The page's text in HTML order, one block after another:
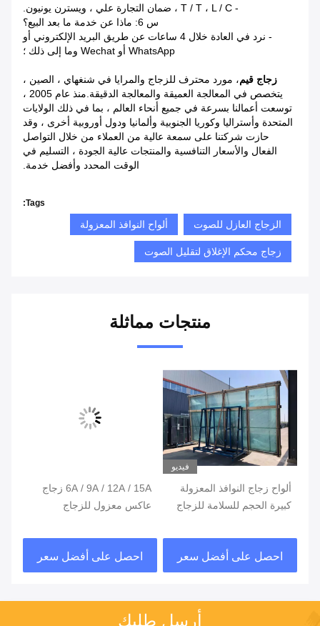
- T / T ، L / C ، ضمان التجارة علي ، ويسترن يونيون.
س 6: ماذا عن خدمة ما بعد البيع؟
- نرد في العادة خلال 4 ساعات عن طريق البريد الإلكتروني أو
WhatsApp أو Wechat وما إلى ذلك ؛
زجاج قيم، مورد محترف للزجاج والمرايا في شنغهاي ، الصين ،
يتخصص في المعالجة العميقة والمعالجة الدقيقة.منذ عام 2005 ،
توسعت أعمالنا بسرعة في جميع أنحاء العالم ، بما في ذلك الولايات
المتحدة وأستراليا وكوريا الجنوبية وألمانيا ودول أوروبية أخرى ، وقد
حازت شركتنا على سمعة عالية من العملاء من خلال التواصل
الفعال والأسعار التنافسية والمنتجات عالية الجودة ، التسليم في
الوقت المحدد وأفضل خدمة.
Tags:
الزجاج العازل للصوت ألواح النوافذ المعزولة
زجاج محكم الإغلاق لتقليل الصوت
منتجات مماثلة
فيديو
ألواح زجاج النوافذ المعزولة
كبيرة الحجم للسلامة للزجاج
احصل على أفضل سعر
6A / 9A / 12A / 15A زجاج
عاكس معزول للزجاج
احصل على أفضل سعر
أرسل طلبك